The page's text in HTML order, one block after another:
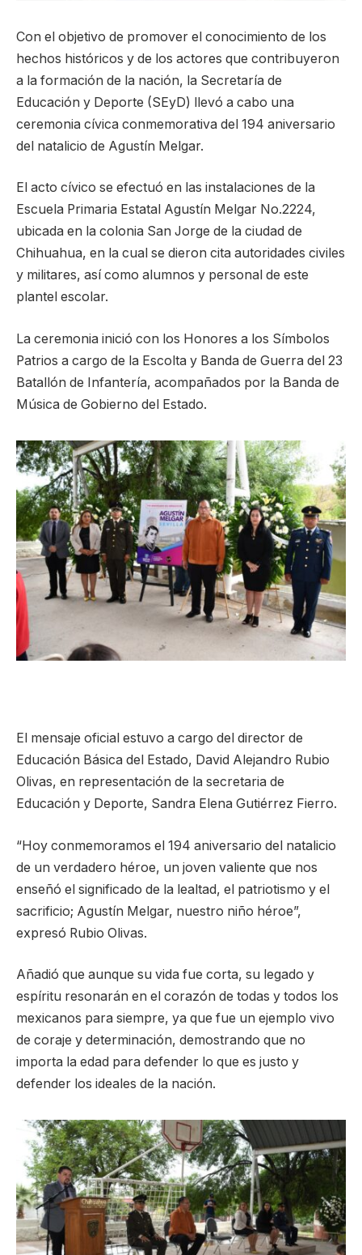
Con el objetivo de promover el conocimiento de los
hechos históricos y de los actores que contribuyeron
a la formación de la nación, la Secretaría de
Educación y Deporte (SEyD) llevó a cabo una
ceremonia cívica conmemorativa del 194 aniversario
del natalicio de Agustín Melgar.
El acto cívico se efectuó en las instalaciones de la
Escuela Primaria Estatal Agustín Melgar No.2224,
ubicada en la colonia San Jorge de la ciudad de
Chihuahua, en la cual se dieron cita autoridades civiles
y militares, así como alumnos y personal de este
plantel escolar.
La ceremonia inició con los Honores a los Símbolos
Patrios a cargo de la Escolta y Banda de Guerra del 23
Batallón de Infantería, acompañados por la Banda de
Música de Gobierno del Estado.
El mensaje oficial estuvo a cargo del director de
Educación Básica del Estado, David Alejandro Rubio
Olivas, en representación de la secretaria de
Educación y Deporte, Sandra Elena Gutiérrez Fierro.
“Hoy conmemoramos el 194 aniversario del natalicio
de un verdadero héroe, un joven valiente que nos
enseñó el significado de la lealtad, el patriotismo y el
sacrificio; Agustín Melgar, nuestro niño héroe”,
expresó Rubio Olivas.
Añadió que aunque su vida fue corta, su legado y
espíritu resonarán en el corazón de todas y todos los
mexicanos para siempre, ya que fue un ejemplo vivo
de coraje y determinación, demostrando que no
importa la edad para defender lo que es justo y
defender los ideales de la nación.